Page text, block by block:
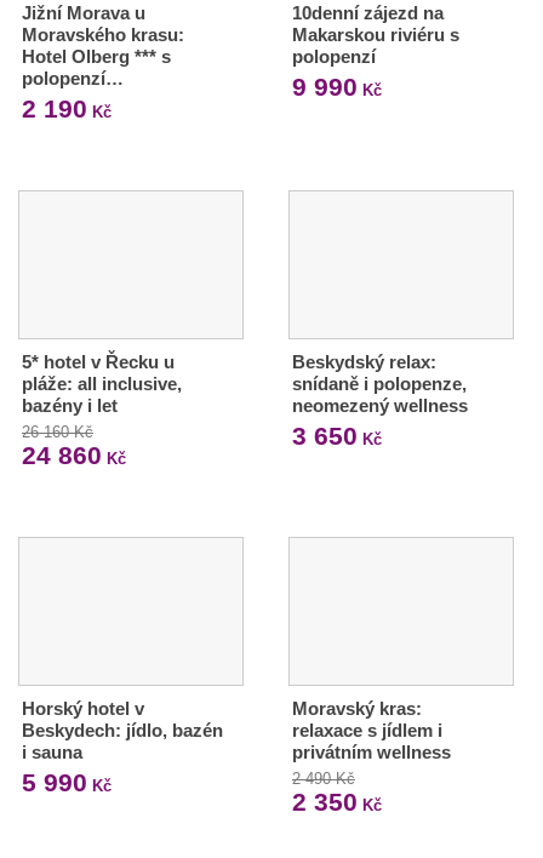
Jižní Morava u
Moravského krasu:
Hotel Olberg *** s
polopenzí…
2 190 Kč
10denní zájezd na
Makarskou riviéru s
polopenzí
9 990 Kč
5* hotel v Řecku u
pláže: all inclusive,
bazény i let
26 160 Kč
24 860 Kč
Beskydský relax:
snídaně i polopenze,
neomezený wellness
3 650 Kč
Horský hotel v
Beskydech: jídlo, bazén
i sauna
5 990 Kč
Moravský kras:
relaxace s jídlem i
privátním wellness
2 490 Kč
2 350 Kč